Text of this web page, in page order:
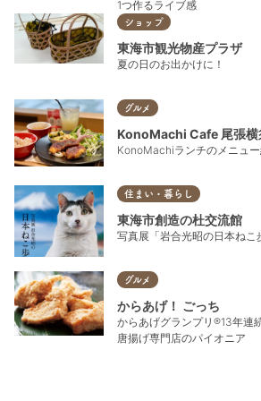
1つ作るライブ感
ショップ
東海市観光物産プラザ
夏の日のお出かけに！
グルメ
KonoMachi Cafe 尾張横
KonoMachiランチのメニュー
住まい・暮らし
東海市創造の杜交流館
写真展「岩合光昭の日本ねこ
グルメ
からあげ！ ごっち
からあげグランプリ®13年連
唐揚げ専門店のパイオニア